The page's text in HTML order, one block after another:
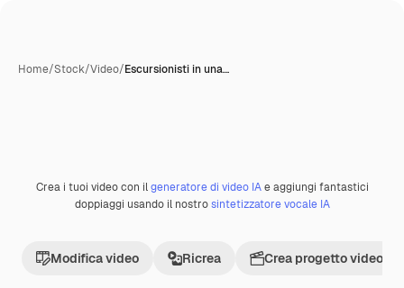
Home/Stock/Video/Escursionisti in una…
PremiumCreata con IA
Crea i tuoi video con ilgeneratore di video IAe aggiungi fantastici
doppiaggi usando il nostrosintetizzatore vocale IA
Modifica video Ricrea Crea progetto video